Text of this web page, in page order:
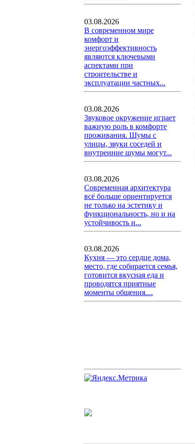
03.08.2026
В современном мире
комфорт и
энергоэффективность
являются ключевыми
аспектами при
строительстве и
эксплуатации частных...
03.08.2026
Звуковое окружение играет
важную роль в комфорте
проживания. Шумы с
улицы, звуки соседей и
внутренние шумы могут...
03.08.2026
Современная архитектура
всё больше ориентируется
не только на эстетику и
функциональность, но и на
устойчивость и...
03.08.2026
Кухня — это сердце дома,
место, где собирается семья,
готовится вкусная еда и
проводятся приятные
моменты общения....